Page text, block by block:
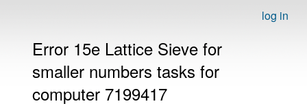
log in
Error 15e Lattice Sieve for
smaller numbers tasks for
computer 7199417